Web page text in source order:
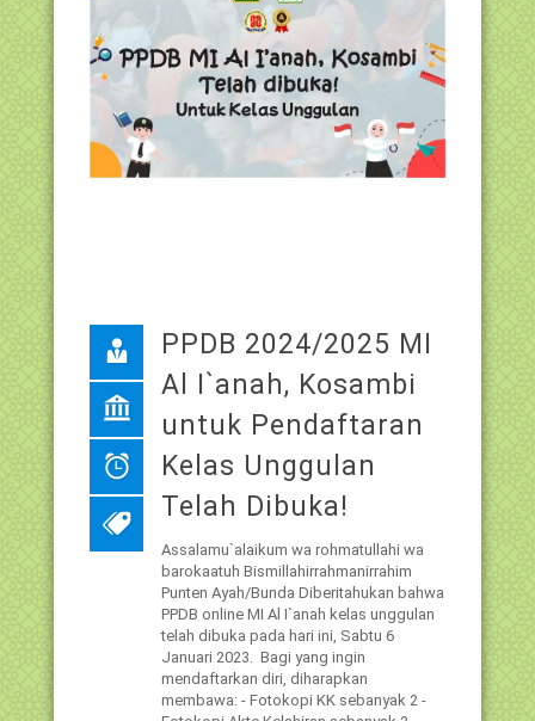
PPDB 2024/2025 MI
Al I`anah, Kosambi
untuk Pendaftaran
Kelas Unggulan
Telah Dibuka!
Assalamu`alaikum wa rohmatullahi wa
barokaatuh Bismillahirrahmanirrahim
Punten Ayah/Bunda Diberitahukan bahwa
PPDB online MI Al I`anah kelas unggulan
telah dibuka pada hari ini, Sabtu 6
Januari 2023. Bagi yang ingin
mendaftarkan diri, diharapkan
membawa: - Fotokopi KK sebanyak 2 -